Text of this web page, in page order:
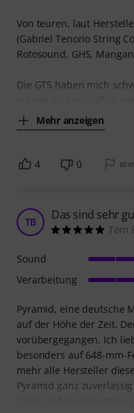
Von teuren, laut
(Gabriel Tenorio String
Rotosound, GHS,
Die GTS haben mich
Mehr anzeigen
4 0
TB Das sind sehr
Tom
Pyramid, eine deutsche
auf der Höhe der Zeit.
vorübergegangen. Ich
besonders auf 648-mm-
mehr alle Hersteller
Pyramid ganz
Sound
Verarbeitung